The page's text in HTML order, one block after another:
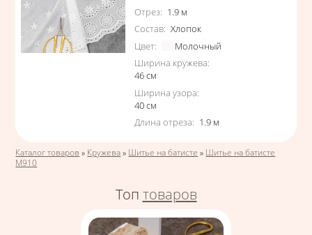
Характеристики
Отрез: 1.9 м
Состав: Хлопок
Цвет:
Молочный
Ширина кружева:
46см
Ширина узора:
40см
Длина отреза: 1.9 м
Вы здесь
Каталог товаров » Кружева » Шитье на батисте » Шитье на батисте
М910
Топ товаров